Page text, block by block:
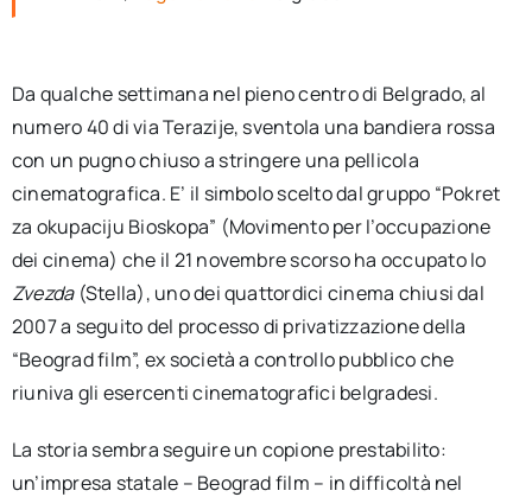
Da qualche settimana nel pieno centro di Belgrado, al
numero 40 di via Terazije, sventola una bandiera rossa
con un pugno chiuso a stringere una pellicola
cinematografica. E’ il simbolo scelto dal gruppo “Pokret
za okupaciju Bioskopa” (Movimento per l’occupazione
dei cinema) che il 21 novembre scorso ha occupato lo
Zvezda(Stella), uno dei quattordici cinema chiusi dal
2007 a seguito del processo di privatizzazione della
“Beograd film”, ex società a controllo pubblico che
riuniva gli esercenti cinematografici belgradesi.
La storia sembra seguire un copione prestabilito:
un’impresa statale – Beograd film – in difficoltà nel